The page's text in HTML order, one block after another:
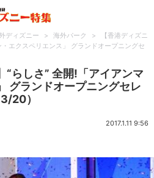
ディズニー > 海外パーク >
【香港ディズニ
エクスペリエンス」 グランドオープニングセ
“らしさ” 全開!「アイアンマ
グランドオープニングセレ
20）
2017.1.11 9:56